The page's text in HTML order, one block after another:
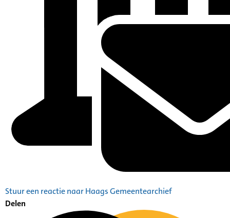
Stuur een reactie naar Haags Gemeentearchief
Delen